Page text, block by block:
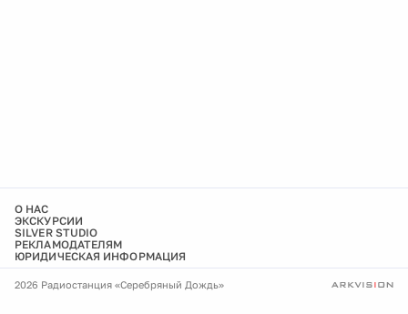
О НАС
ЭКСКУРСИИ
SILVER STUDIO
РЕКЛАМОДАТЕЛЯМ
ЮРИДИЧЕСКАЯ ИНФОРМАЦИЯ
2026 Радиостанция «Серебряный Дождь»